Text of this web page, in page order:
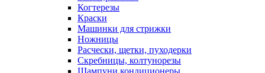
Когтерезы
Краски
Машинки для стрижки
Ножницы
Расчески, щетки, пуходерки
Скребницы, колтунорезы
Шампуни,кондиционеры